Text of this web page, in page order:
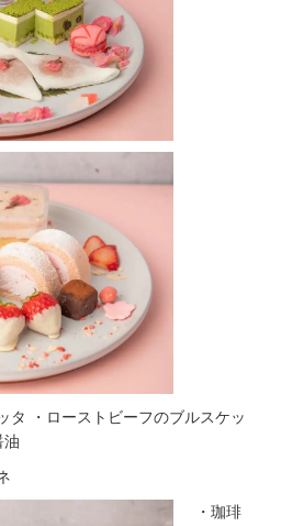
タ ・ローストビーフのブルスケッ
油
・珈琲